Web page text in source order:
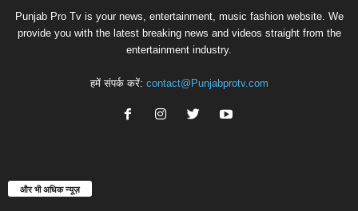
Punjab Pro Tv is your news, entertainment, music fashion website. We
provide you with the latest breaking news and videos straight from the
entertainment industry.
हमें संपर्क करें: contact@Punjabprotv.com
और भी अधिक न्यूज़